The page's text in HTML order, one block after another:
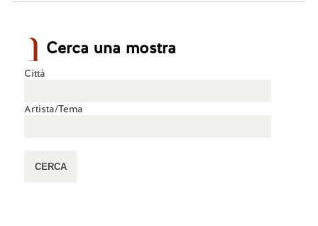
Banksy ha realizzato opere a forte impatto visivo
e politico anche sulla barriera di separazione
simbolo di divisione in spazio di narrazione
tensione tra speranza e oppressione. In tutti
Cerca una mostra
Città
Artista/Tema